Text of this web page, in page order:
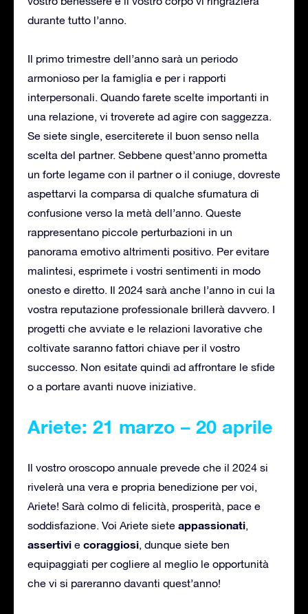
durante tutto l’anno.
Il primo trimestre dell’anno sarà un periodo
armonioso per la famiglia e per i rapporti
interpersonali. Quando farete scelte importanti in
una relazione, vi troverete ad agire con saggezza.
Se siete single, eserciterete il buon senso nella
scelta del partner. Sebbene quest’anno prometta
un forte legame con il partner o il coniuge, dovreste
aspettarvi la comparsa di qualche sfumatura di
confusione verso la metà dell’anno. Queste
rappresentano piccole perturbazioni in un
panorama emotivo altrimenti positivo. Per evitare
malintesi, esprimete i vostri sentimenti in modo
onesto e diretto. Il 2024 sarà anche l’anno in cui la
vostra reputazione professionale brillerà davvero. I
progetti che avviate e le relazioni lavorative che
coltivate saranno fattori chiave per il vostro
successo. Non esitate quindi ad affrontare le sfide
o a portare avanti nuove iniziative.
Ariete: 21 marzo – 20 aprile
Il vostro oroscopo annuale prevede che il 2024 si
rivelerà una vera e propria benedizione per voi,
Ariete! Sarà colmo di felicità, prosperità, pace e
soddisfazione. Voi Ariete siete appassionati,
assertivi e coraggiosi, dunque siete ben
equipaggiati per cogliere al meglio le opportunità
che vi si pareranno davanti quest’anno!